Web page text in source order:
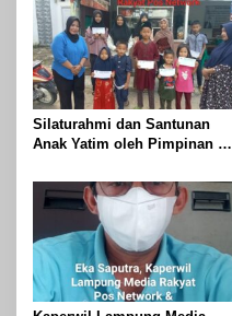
Taekwondo Championship
2026
Silaturahmi dan Santunan
Anak Yatim oleh Pimpinan PT
Idul Fitri di Way Kanan